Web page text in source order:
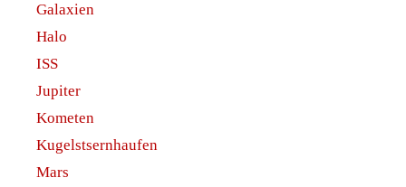
Galaxien
Halo
ISS
Jupiter
Kometen
Kugelstsernhaufen
Mars